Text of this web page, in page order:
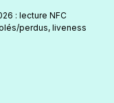
: lecture NFC
perdus, liveness